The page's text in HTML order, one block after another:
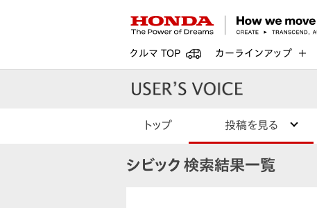
クルマ TOP カーラインアップ
トップ 投稿を見る
シビック 検索結果一覧